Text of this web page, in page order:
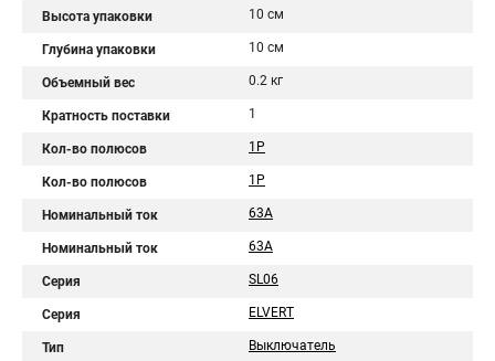
Высота упаковки 10 см
Глубина упаковки 10 см
Объемный вес 0.2 кг
Кратность поставки 1
Кол-во полюсов 1P
Кол-во полюсов 1Р
Номинальный ток 63A
Номинальный ток 63А
Серия SL06
Серия ELVERT
Тип Выключатель